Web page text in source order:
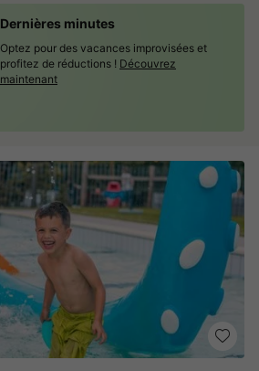
Dernières minutes
Optez pour des vacances improvisées et
profitez de réductions ! Découvrez
maintenant